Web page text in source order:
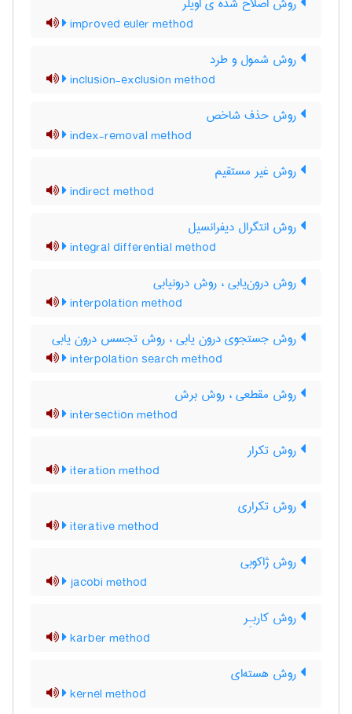
improved euler method
روش شمول و طرد
inclusion-exclusion method
روش حذف شاخص
index-removal method
روش غیر مستقیم
indirect method
روش انتگرال دیفرانسیل
integral differential method
روش درون‌یابی ، روش درونیابی
interpolation method
روش جستجوی درون یابی ، روش تجسس درون یابی
interpolation search method
روش مقطعی ، روش برش
intersection method
روش تکرار
iteration method
روش تکراری
iterative method
روش ژاکوبی
jacobi method
روش کاربـِر
karber method
روش هسته‌ای
kernel method